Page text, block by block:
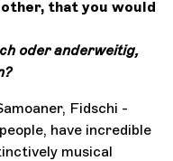
that you would
oder anderweitig,
Fidschi -
have incredible
musical